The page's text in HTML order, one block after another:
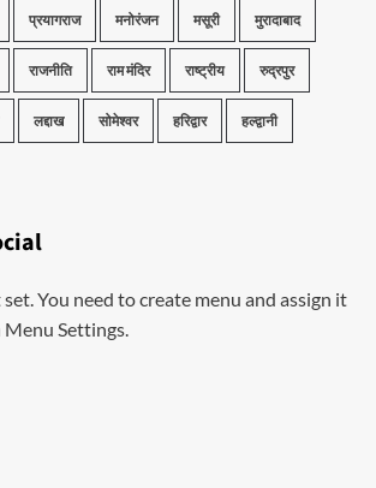
प्रयागराज मनोरंजन मसूरी मुरादाबाद
राजनीति राम मंदिर राष्ट्रीय रुद्रपुर
लद्दाख सोमेश्वर हरिद्वार हल्द्वानी
You need to create menu and assign it
Settings.